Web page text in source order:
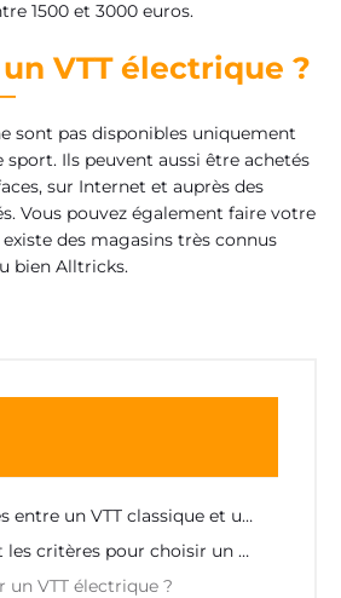
1500 et 3000 euros.
VTT électrique ?
sont pas disponibles uniquement
sport. Ils peuvent aussi être achetés
sur Internet et auprès des
Vous pouvez également faire votre
des magasins très connus
bien Alltricks.
Différences entre un VTT classique et un VTT électrique ?
Quels sont les critères pour choisir un VTT électrique ?
un VTT électrique ?